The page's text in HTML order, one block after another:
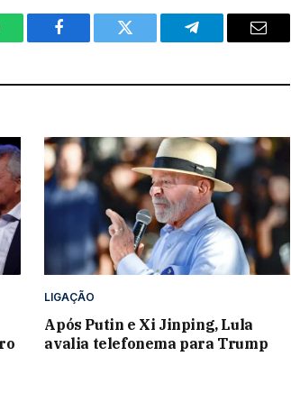
Facebook Twitter Telegram Email
LIGAÇÃO
Após Putin e Xi Jinping, Lula
avalia telefonema para Trump